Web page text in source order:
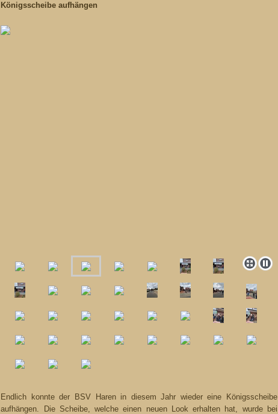
Königsscheibe aufhängen
Endlich konnte der BSV Haren in diesem Jahr wieder eine Königsscheibe
aufhängen. Die Scheibe, welche einen neuen Look erhalten hat, wurde bei